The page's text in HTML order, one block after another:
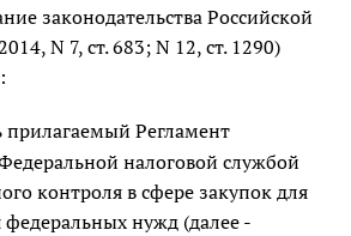
законодательства Российской
N 7, ст. 683; N 12, ст. 1290)
прилагаемый Регламент
налоговой службой
контроля в сфере закупок для
федеральных нужд (далее -